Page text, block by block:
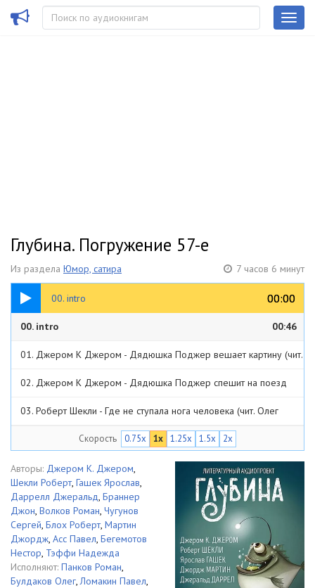
Глубина. Погружение 57-е
Из раздела Юмор, сатира 7 часов 6 минут
00. intro 00:00
00:00
00:46
00. intro 00:46
01. Джером К Джером - Дядюшка Поджер вешает картину (чит.
Роман Панков) 07:05
02. Джером К Джером - Дядюшка Поджер спешит на поезд
(чит. Роман Панков) 08:29
03. Роберт Шекли - Где не ступала нога человека (чит. Олег
04. Ярослав Гашек - Торговля гробами (чит. Павел Ломакин)
11:26
05. Ярослав Гашек - Экспедиция вора Шейбы (чит. Павел
Ломакин) 14:50
06. Джеральд Даррел - Урсула (чит. Владимир Овуор) 57:33
07. Джон Браннер - Двухламповый автоматический исполнитель
желаний (чит. Дмитрий Игнатьев) 40:24
08. Роман Волков и Сергей Чугунов - Необычайные приключения
Коли Растеряйкина (чит. Роман Волков) 1:00:27
09. Роберт Блох - Последний смех (чит. Алексей Дик) 32:35
Скорость 0.75x 1x 1.25x 1.5x 2x
Авторы: Джером К. Джером,
Шекли Роберт, Гашек Ярослав,
Даррелл Джеральд, Браннер
Джон, Волков Роман, Чугунов
Сергей, Блох Роберт, Мартин
Джордж, Асс Павел, Бегемотов
Нестор, Тэффи Надежда
Исполняют: Панков Роман,
Булдаков Олег,Ломакин Павел,